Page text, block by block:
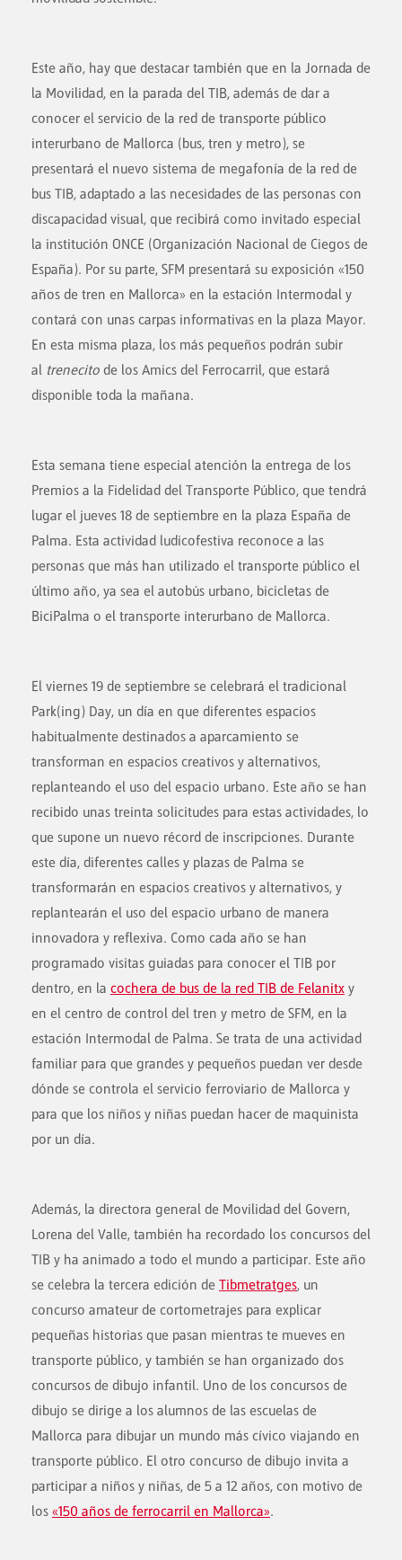
Este año, hay que destacar también que en la Jornada de
la Movilidad, en la parada del TIB, además de dar a
conocer el servicio de la red de transporte público
interurbano de Mallorca (bus, tren y metro), se
presentará el nuevo sistema de megafonía de la red de
bus TIB, adaptado a las necesidades de las personas con
discapacidad visual, que recibirá como invitado especial
la institución ONCE (Organización Nacional de Ciegos de
España). Por su parte, SFM presentará su exposición «150
años de tren en Mallorca» en la estación Intermodal y
contará con unas carpas informativas en la plaza Mayor.
En esta misma plaza, los más pequeños podrán subir
al trenecito de los Amics del Ferrocarril, que estará
disponible toda la mañana.
Esta semana tiene especial atención la entrega de los
Premios a la Fidelidad del Transporte Público, que tendrá
lugar el jueves 18 de septiembre en la plaza España de
Palma. Esta actividad ludicofestiva reconoce a las
personas que más han utilizado el transporte público el
último año, ya sea el autobús urbano, bicicletas de
BiciPalma o el transporte interurbano de Mallorca.
El viernes 19 de septiembre se celebrará el tradicional
Park(ing) Day, un día en que diferentes espacios
habitualmente destinados a aparcamiento se
transforman en espacios creativos y alternativos,
replanteando el uso del espacio urbano. Este año se han
recibido unas treinta solicitudes para estas actividades, lo
que supone un nuevo récord de inscripciones. Durante
este día, diferentes calles y plazas de Palma se
transformarán en espacios creativos y alternativos, y
replantearán el uso del espacio urbano de manera
innovadora y reflexiva. Como cada año se han
programado visitas guiadas para conocer el TIB por
dentro, en la cochera de bus de la red TIB de Felanitx y
en el centro de control del tren y metro de SFM, en la
estación Intermodal de Palma. Se trata de una actividad
familiar para que grandes y pequeños puedan ver desde
dónde se controla el servicio ferroviario de Mallorca y
para que los niños y niñas puedan hacer de maquinista
por un día.
Además, la directora general de Movilidad del Govern,
Lorena del Valle, también ha recordado los concursos del
TIB y ha animado a todo el mundo a participar. Este año
se celebra la tercera edición de Tibmetratges, un
concurso amateur de cortometrajes para explicar
pequeñas historias que pasan mientras te mueves en
transporte público, y también se han organizado dos
concursos de dibujo infantil. Uno de los concursos de
dibujo se dirige a los alumnos de las escuelas de
Mallorca para dibujar un mundo más cívico viajando en
transporte público. El otro concurso de dibujo invita a
participar a niños y niñas, de 5 a 12 años, con motivo de
los «150 años de ferrocarril en Mallorca».